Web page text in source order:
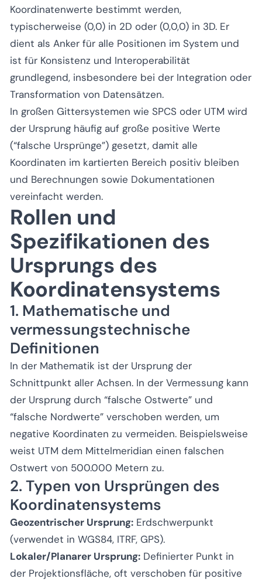
Koordinatenwerte bestimmt werden,
typischerweise (0,0) in 2D oder (0,0,0) in 3D. Er
dient als Anker für alle Positionen im System und
ist für Konsistenz und Interoperabilität
grundlegend, insbesondere bei der Integration oder
Transformation von Datensätzen.
In großen Gittersystemen wie SPCS oder UTM wird
der Ursprung häufig auf große positive Werte
(“falsche Ursprünge”) gesetzt, damit alle
Koordinaten im kartierten Bereich positiv bleiben
und Berechnungen sowie Dokumentationen
vereinfacht werden.
Rollen und
Spezifikationen des
Ursprungs des
Koordinatensystems
1. Mathematische und
vermessungstechnische
Definitionen
In der Mathematik ist der Ursprung der
Schnittpunkt aller Achsen. In der Vermessung kann
der Ursprung durch “falsche Ostwerte” und
“falsche Nordwerte” verschoben werden, um
negative Koordinaten zu vermeiden. Beispielsweise
weist UTM dem Mittelmeridian einen falschen
Ostwert von 500.000 Metern zu.
2. Typen von Ursprüngen des
Koordinatensystems
Geozentrischer Ursprung: Erdschwerpunkt
(verwendet in WGS84, ITRF, GPS).
Lokaler/Planarer Ursprung: Definierter Punkt in
der Projektionsfläche, oft verschoben für positive